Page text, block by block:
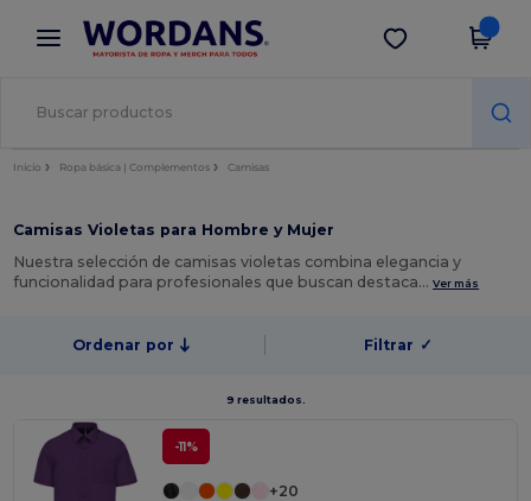
× App de Wordans
¡Mejores precios en app!
Descargar app
Inicio Ropa básica | Complementos Camisas
Camisas Violetas para Hombre y Mujer
Nuestra selección de camisas violetas combina elegancia y
funcionalidad para profesionales que buscan destaca…Ver más
Ordenar por Filtrar ✓
9 resultados.
-11%
+20